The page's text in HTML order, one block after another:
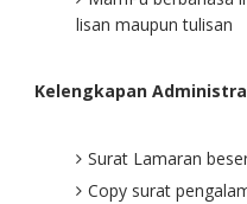
lisan maupun tulisan
Kelengkapan
Surat Lamaran
Copy surat